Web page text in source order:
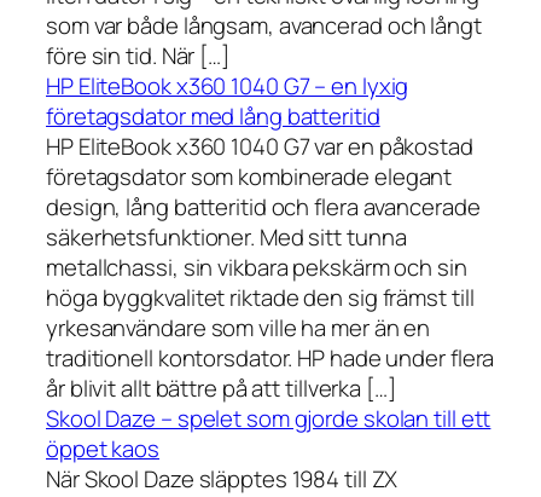
som var både långsam, avancerad och långt
före sin tid. När […]
HP EliteBook x360 1040 G7 – en lyxig
företagsdator med lång batteritid
HP EliteBook x360 1040 G7 var en påkostad
företagsdator som kombinerade elegant
design, lång batteritid och flera avancerade
säkerhetsfunktioner. Med sitt tunna
metallchassi, sin vikbara pekskärm och sin
höga byggkvalitet riktade den sig främst till
yrkesanvändare som ville ha mer än en
traditionell kontorsdator. HP hade under flera
år blivit allt bättre på att tillverka […]
Skool Daze – spelet som gjorde skolan till ett
öppet kaos
När Skool Daze släpptes 1984 till ZX